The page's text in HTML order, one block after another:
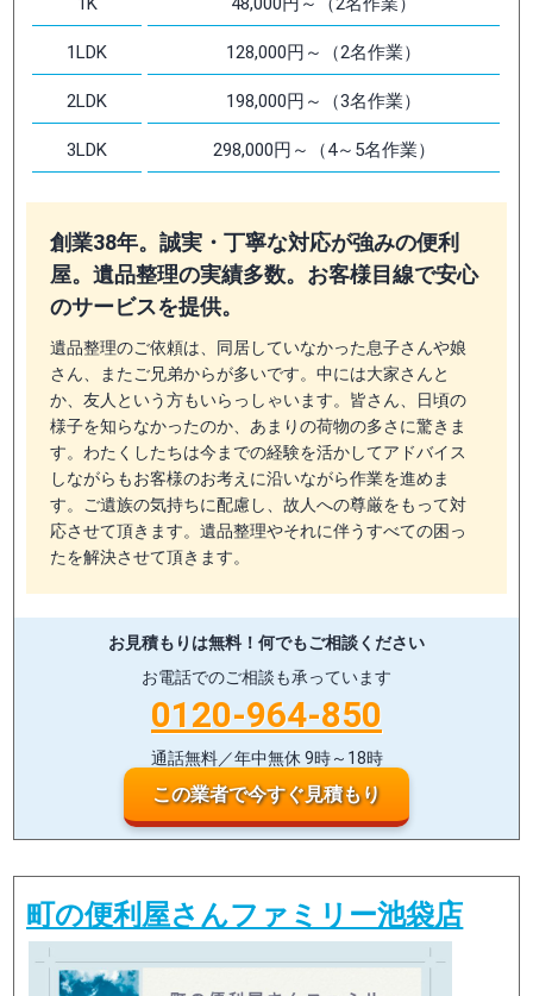
1LDK 128,000円～（2名作業）
2LDK 198,000円～（3名作業）
3LDK 298,000円～（4～5名作業）
創業38年。誠実・丁寧な対応が強みの便利
屋。遺品整理の実績多数。お客様目線で安心
のサービスを提供。
遺品整理のご依頼は、同居していなかった息子さんや娘
さん、またご兄弟からが多いです。中には大家さんと
か、友人という方もいらっしゃいます。皆さん、日頃の
様子を知らなかったのか、あまりの荷物の多さに驚きま
す。わたくしたちは今までの経験を活かしてアドバイス
しながらもお客様のお考えに沿いながら作業を進めま
す。ご遺族の気持ちに配慮し、故人への尊厳をもって対
応させて頂きます。遺品整理やそれに伴うすべての困っ
たを解決させて頂きます。
お見積もりは無料！ 何でもご相談ください
お電話でのご相談も承っています
0120-964-850
通話無料／年中無休 9時～18時
この業者で今すぐ見積もり
町の便利屋さんファミリー池袋店